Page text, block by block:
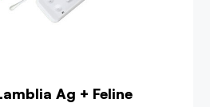
Ag + Feline